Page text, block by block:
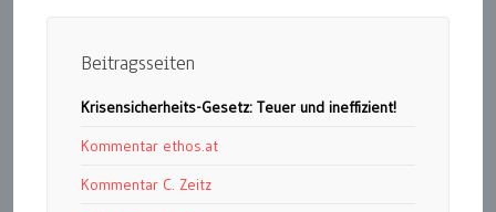
Beitragsseiten
Krisensicherheits-Gesetz: Teuer und ineffizient!
Kommentar ethos.at
Kommentar C. Zeitz